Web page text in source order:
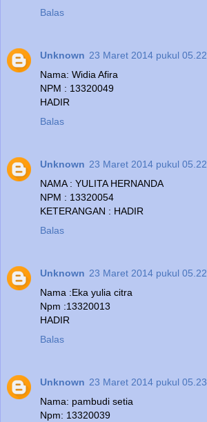
Balas
Unknown 23 Maret 2014 pukul 05.22
Nama: Widia Afira
NPM : 13320049
HADIR
Balas
Unknown 23 Maret 2014 pukul 05.22
NAMA : YULITA HERNANDA
NPM : 13320054
KETERANGAN : HADIR
Balas
Unknown 23 Maret 2014 pukul 05.22
Nama :Eka yulia citra
Npm :13320013
HADIR
Balas
Unknown 23 Maret 2014 pukul 05.23
Nama: pambudi setia
Npm: 13320039